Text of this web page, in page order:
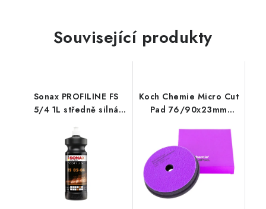
Související produkty
Sonax PROFILINE FS
5/4 1L středně silná
Koch Chemie Micro Cut
Pad 76/90x23mm